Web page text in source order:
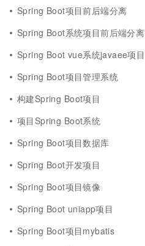
Spring Boot项目前后端分离
Spring Boot系统项目前后端分离
Spring Boot vue系统javaee项目
Spring Boot项目管理系统
构建Spring Boot项目
项目Spring Boot系统
Spring Boot项目数据库
Spring Boot开发项目
Spring Boot项目镜像
Spring Boot uniapp项目
Spring Boot项目mybatis